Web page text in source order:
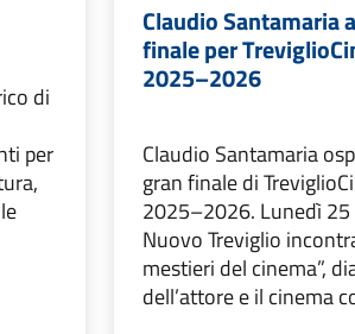
di
per
Claudio Santamaria
finale per
2025–2026
Claudio Santamaria
gran finale di
2025–2026. Lunedì 25
Nuovo Treviglio
mestieri del cinema”,
dell’attore e il cinema